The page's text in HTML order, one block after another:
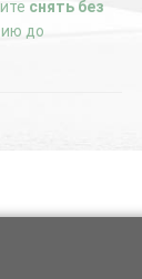
снять без
до